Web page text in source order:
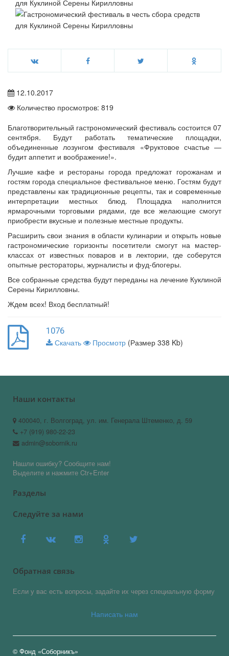
12.10.2017
Количество просмотров: 819
Благотворительный гастрономический фестиваль состоится 07
сентября. Будут работать тематические площадки,
объединенные лозунгом фестиваля «Фруктовое счастье —
будит аппетит и воображение!».
Лучшие кафе и рестораны города предложат горожанам и
гостям города специальное фестивальное меню. Гостям будут
представлены как традиционные рецепты, так и современные
интерпретации местных блюд. Площадка наполнится
ярмарочными торговыми рядами, где все желающие смогут
приобрести вкусные и полезные местные продукты.
Расширить свои знания в области кулинарии и открыть новые
гастрономические горизонты посетители смогут на мастер-
классах от известных поваров и в лектории, где соберутся
опытные рестораторы, журналисты и фуд-блогеры.
Все собранные средства будут переданы на лечение Куклиной
Серены Кирилловны.
Ждем всех! Вход бесплатный!
1076
Скачать
Просмотр(Размер 338 Kb)
Наши контакты
400040, г. Волгоград, ул. им. Генерала Штеменко, д. 59
+7 (919) 980-22-23
admin@sobornik.ru
Нашли ошибку? Сообщите нам!
Выделите и нажмите Ctr+Enter
Разделы
Следуйте за нами
Обратная связь
Если у вас есть вопросы, задайте их через специальную форму
Написать нам
© Фонд «Соборникъ»